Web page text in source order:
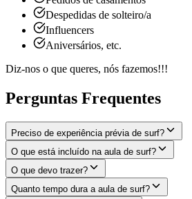
Despedidas de solteiro/a
Influencers
Aniversários, etc.
Diz-nos o que queres, nós fazemos!!!
Perguntas Frequentes
Preciso de experiência prévia de surf?
O que está incluído na aula de surf?
O que devo trazer?
Quanto tempo dura a aula de surf?